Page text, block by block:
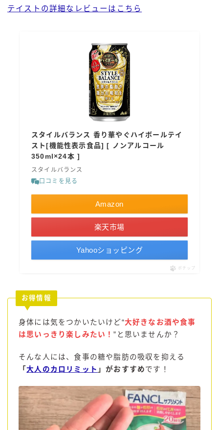
テイストの詳細なレビューはこちら
スタイルバランス 香り華やぐハイボールテイ
スト[機能性表示食品] [ ノンアルコール
350ml×24本 ]
スタイルバランス
口コミを見る
Amazon
楽天市場
Yahooショッピング
ポチップ
お得情報
身体には気をつかいたいけど“大好きなお酒や食事
は思いっきり楽しみたい！”と思いませんか？
そんな人には、食事の糖や脂肪の吸収を抑える
「大人のカロリミット 」がおすすめです！